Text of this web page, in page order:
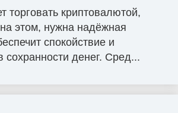
торговать криптовалютой,
этом, нужна надёжная
спокойствие и
сохранности денег. Сред...